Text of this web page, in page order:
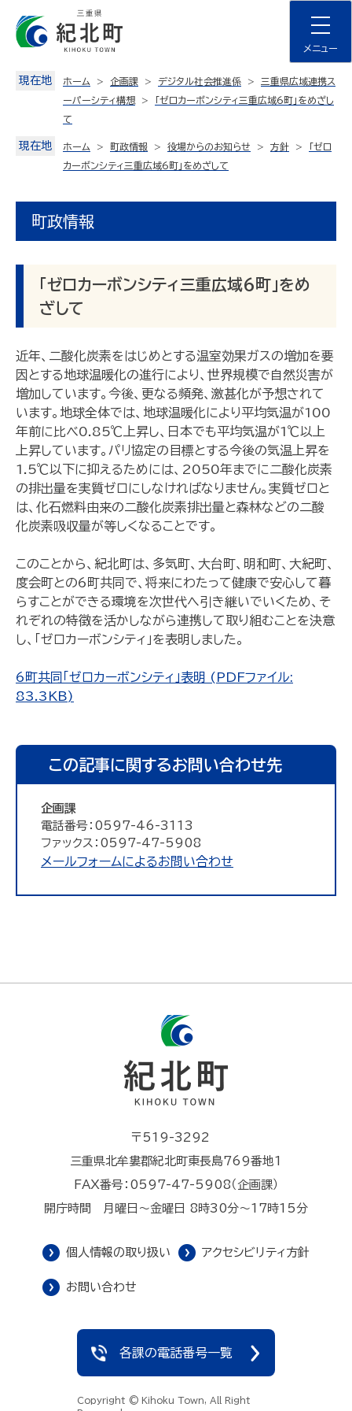
content
メニュー
現在地 ホーム 企画課 デジタル社会推進係
三重県広域連携ス
ーパーシティ構想
「ゼロカーボンシティ三重広域6町」をめざし
て
現在地 ホーム 町政情報 役場からのお知らせ 方針
「ゼロ
カーボンシティ三重広域6町」をめざして
町政情報
「ゼロカーボンシティ三重広域6町」をめ
ざして
近年、二酸化炭素をはじめとする温室効果ガスの増加を要
因とする地球温暖化の進行により、世界規模で自然災害が
増加しています。今後、更なる頻発、激甚化が予想されて
います。地球全体では、地球温暖化により平均気温が100
年前に比べ0.85℃上昇し、日本でも平均気温が1℃以上
上昇しています。パリ協定の目標とする今後の気温上昇を
1.5℃以下に抑えるためには、2050年までに二酸化炭素
の排出量を実質ゼロにしなければなりません。実質ゼロと
は、化石燃料由来の二酸化炭素排出量と森林などの二酸
化炭素吸収量が等しくなることです。
このことから、紀北町は、多気町、大台町、明和町、大紀町、
度会町との6町共同で、将来にわたって健康で安心して暮
らすことができる環境を次世代へ引き継いでいくため、そ
れぞれの特徴を活かしながら連携して取り組むことを決意
し、「ゼロカーボンシティ」を表明しました。
6町共同「ゼロカーボンシティ」表明 (PDFファイル:
83.3KB)
この記事に関するお問い合わせ先
企画課
電話番号：0597-46-3113
ファックス：0597-47-5908
メールフォームによるお問い合わせ
〒519-3292
三重県北牟婁郡紀北町東長島769番地1
FAX番号：0597-47-5908（企画課）
開庁時間 月曜日～金曜日 8時30分～17時15分
個人情報の取り扱い アクセシビリティ方針
お問い合わせ
各課の電話番号一覧
Copyright © Kihoku Town, All Right